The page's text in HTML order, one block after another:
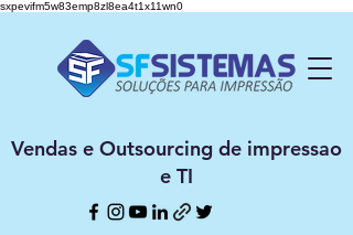
sxpevifm5w83emp8zl8ea4t1x11wn0
Vendas e Outsourcing de impressao
e TI